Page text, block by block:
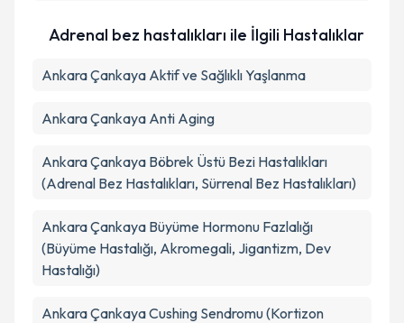
Adrenal bez hastalıkları ile İlgili Hastalıklar
Ankara Çankaya Aktif ve Sağlıklı Yaşlanma
Ankara Çankaya Anti Aging
Ankara Çankaya Böbrek Üstü Bezi Hastalıkları
(Adrenal Bez Hastalıkları, Sürrenal Bez Hastalıkları)
Ankara Çankaya Büyüme Hormonu Fazlalığı
(Büyüme Hastalığı, Akromegali, Jigantizm, Dev
Hastalığı)
Ankara Çankaya Cushing Sendromu (Kortizon